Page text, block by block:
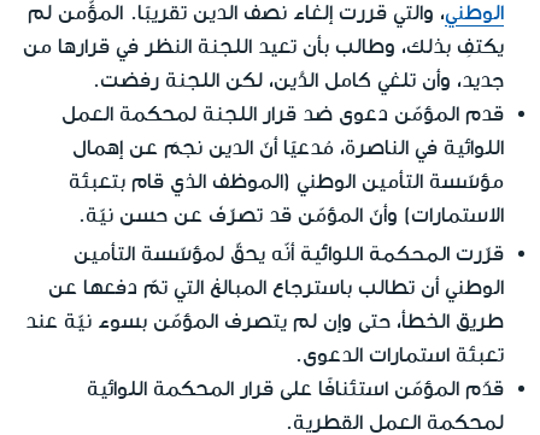
الوطني، والتي قررت إلغاء نصف الدين تقريبًا. المؤّمن لم
يكتفِ بذلك، وطالب بأن تعيد اللجنة النظر في قرارها من
جديد، وأن تلغي كامل الدَّين، لكن اللجنة رفضت.
قدم المؤمّن دعوى ضد قرار اللجنة لمحكمة العمل
اللوائية في الناصرة، مُدعيًا أنّ الدين نجمَ عن إهمال
مؤسّسة التأمين الوطني (الموظف الذي قام بتعبئة
الاستمارات) وأنّ المؤمّن قد تصرّفَ عن حسن نيّة.
قرّرت المحكمة اللوائية أنّه يحقّ لمؤسّسة التأمين
الوطني أن تطالب باسترجاع المبالغ التي تمّ دفعها عن
طريق الخطأ، حتى وإن لم يتصرف المؤمّن بسوء نيّة عند
تعبئة استمارات الدعوى.
قدّم المؤمّن استئنافًا على قرار المحكمة اللوائية
لمحكمة العمل القطرية.